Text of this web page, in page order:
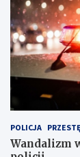
POLICJA
Wandalizm